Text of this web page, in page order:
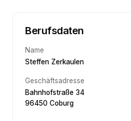
Berufsdaten
Name
Steffen Zerkaulen
Geschäftsadresse
Bahnhofstraße 34
96450 Coburg